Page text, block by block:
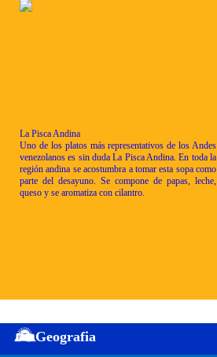
La Pisca Andina
Uno de los platos más representativos de los Andes
venezolanos es sin duda La Pisca Andina. En toda la
región andina se acostumbra a tomar esta sopa como
parte del desayuno. Se compone de papas, leche,
queso y se aromatiza con cilantro.
Geografia